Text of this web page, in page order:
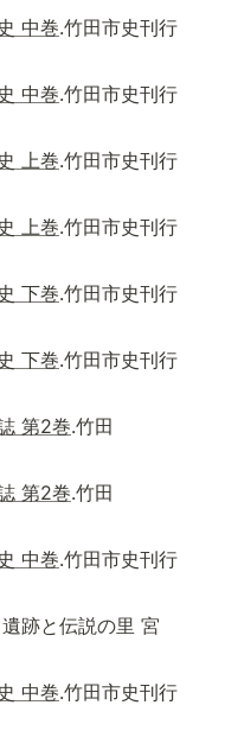
中巻.竹田市史刊行
中巻.竹田市史刊行
上巻.竹田市史刊行
上巻.竹田市史刊行
下巻.竹田市史刊行
下巻.竹田市史刊行
第2巻.竹田
第2巻.竹田
中巻.竹田市史刊行
跡と伝説の里 宮
中巻.竹田市史刊行